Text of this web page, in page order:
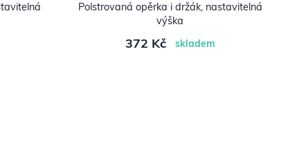
Polstrovaná opěrka i držák, nastavitelná
výška
372 Kč skladem